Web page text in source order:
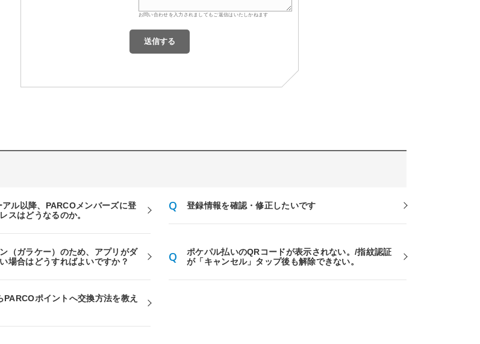
お問い合わせを入力されましてもご返信はいたしかねます
ル以降、PARCOメンバーズに登
スはどうなるのか。
登録情報を確認・修正したいです
（ガラケー）のため、アプリがダ
場合はどうすればよいですか？
ポケパル払いのQRコードが表示されない。/指紋認証
が「キャンセル」タップ後も解除できない。
ポイントへ交換方法を教え